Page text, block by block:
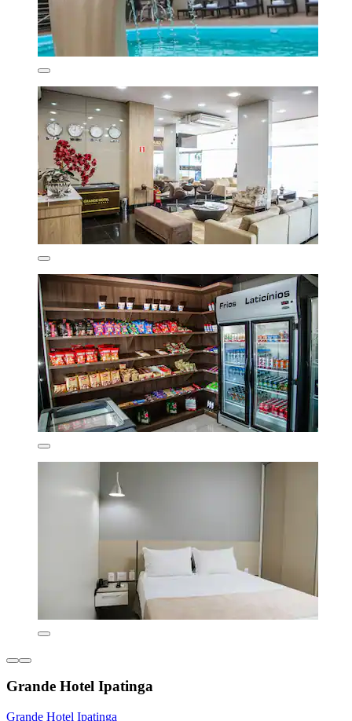
Grande Hotel Ipatinga
Grande Hotel Ipatinga